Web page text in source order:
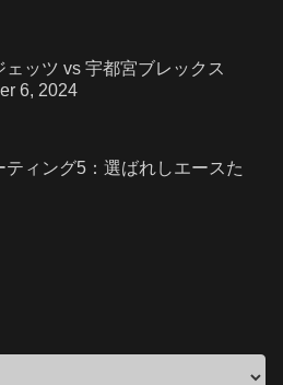
ェッツ vs 宇都宮ブレックス
6, 2024
ティング5：選ばれしエースた